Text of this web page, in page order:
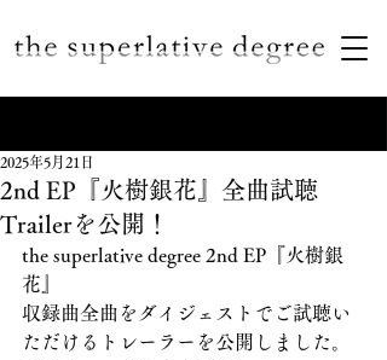
2nd EP『火樹銀花』全曲試聴
Trailerを公開！
2025年5月21日
the superlative degree 2nd EP『火樹銀
花』
収録曲全曲をダイジェストでご試聴い
ただけるトレーラーを公開しました。